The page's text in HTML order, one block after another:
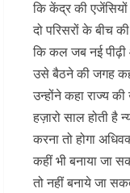
कि केंद्र की एजेंसियों
दो परिसरों के बीच
कि कल जब नई पीढ़ी
उसे बैठने की जगह
उन्होंने कहा राज्य
हज़ारो साल होती है
करना तो होगा
कहीं भी बनाया जा
तो नहीं बनाये जा